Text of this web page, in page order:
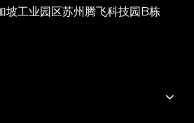
坡工业园区苏州腾飞科技园B栋